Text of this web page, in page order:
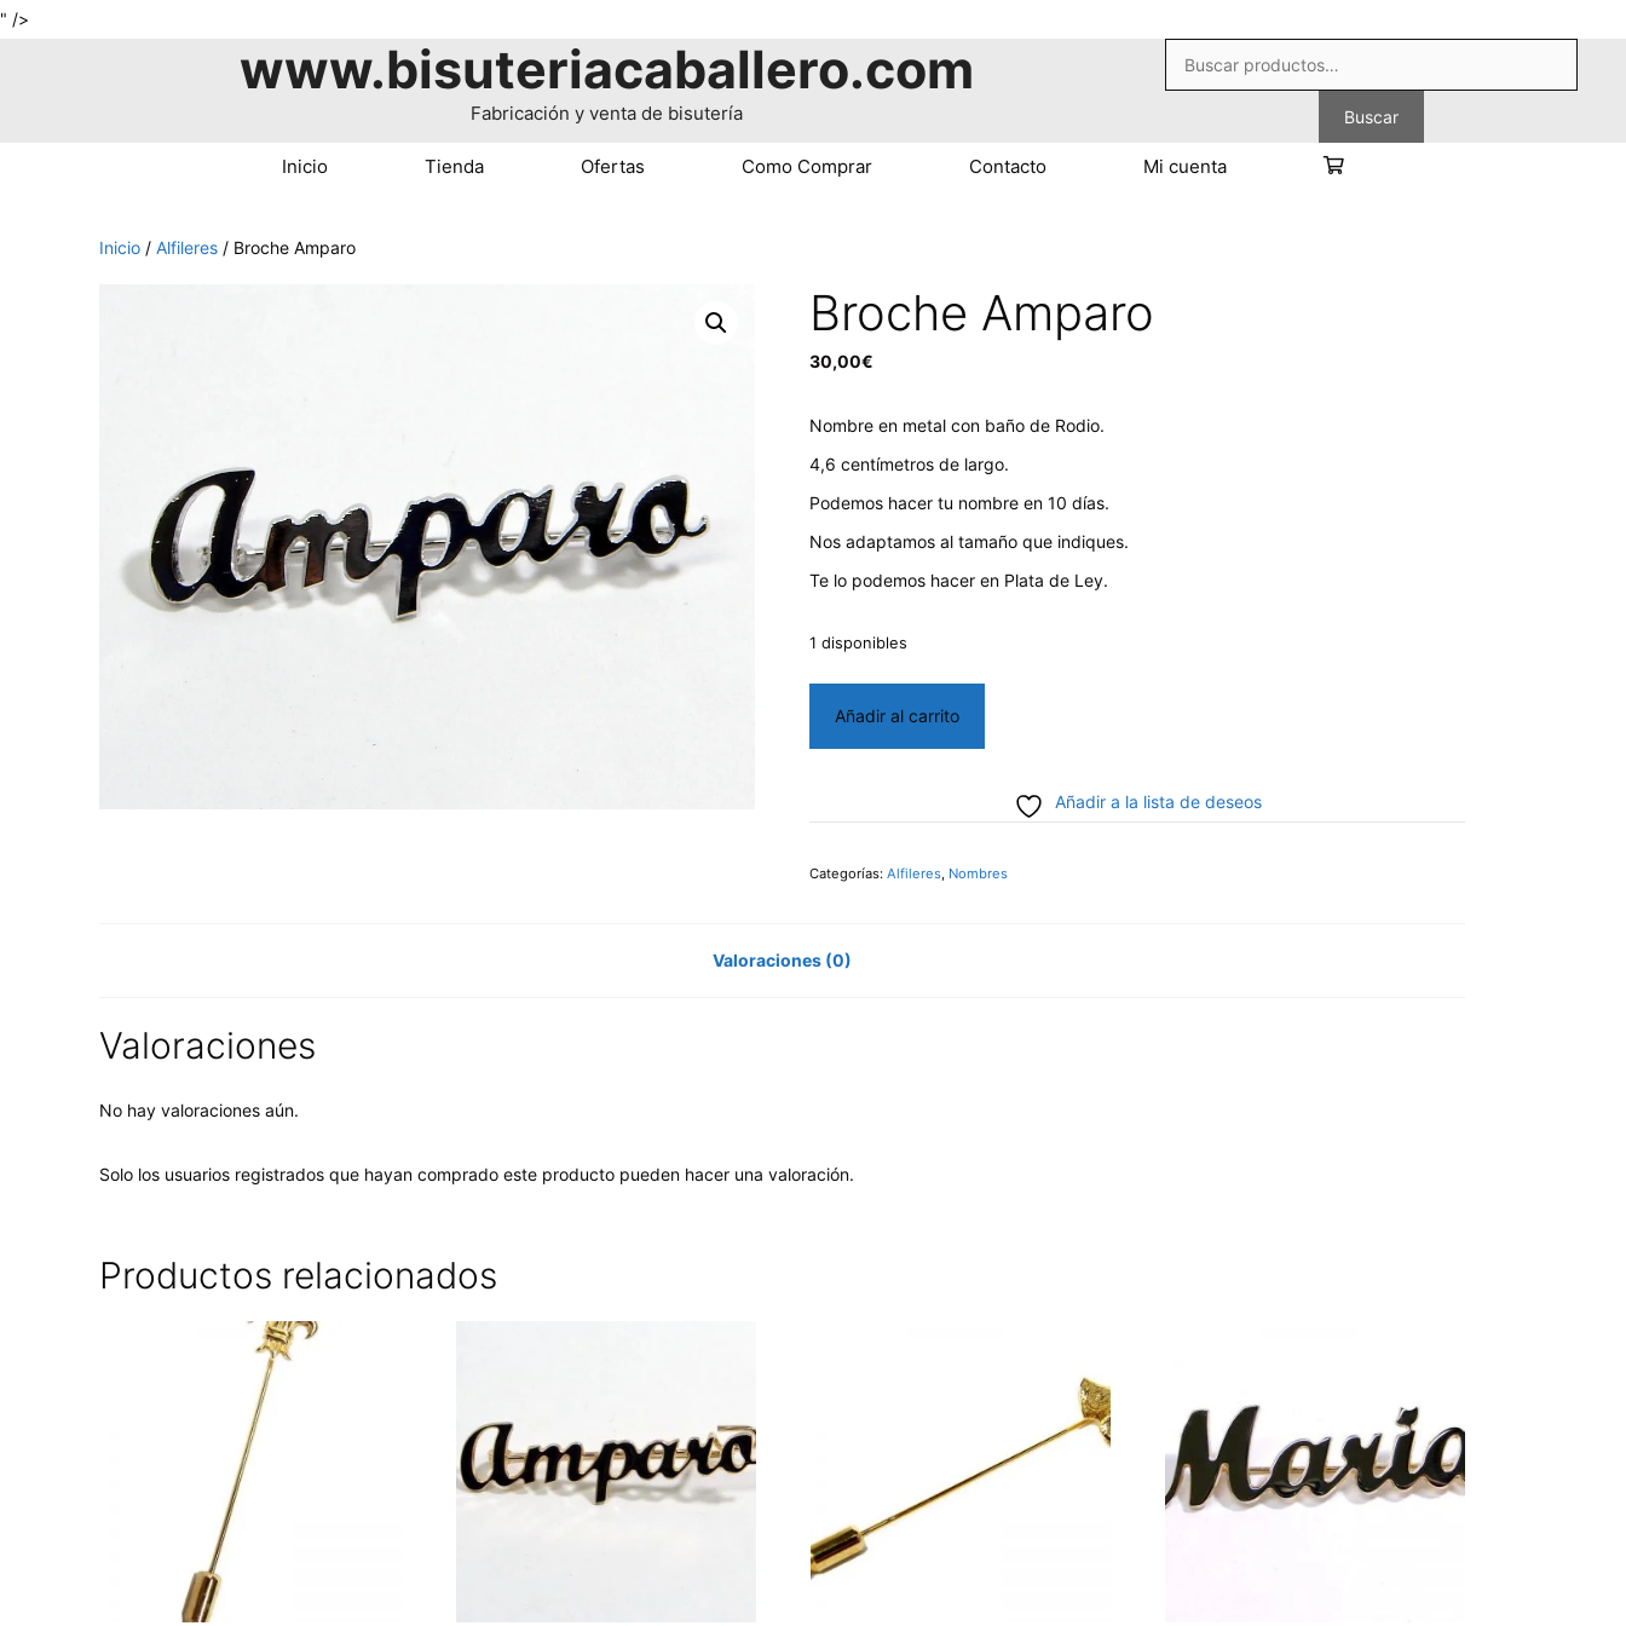
" />
Buscar
por:
Buscar
www.bisuteriacaballero.com
Fabricación y venta de bisutería
Inicio Tienda Ofertas Como Comprar Contacto Mi cuenta
Inicio / Alfileres / Broche Amparo
Broche Amparo
30,00€
Nombre en metal con baño de Rodio.
4,6 centímetros de largo.
Podemos hacer tu nombre en 10 días.
Nos adaptamos al tamaño que indiques.
Te lo podemos hacer en Plata de Ley.
1 disponibles
Añadir al carrito
Añadir a la lista de deseos
Categorías:Alfileres, Nombres
Valoraciones (0)
Valoraciones
No hay valoraciones aún.
Solo los usuarios registrados que hayan comprado este producto pueden hacer una valoración.
Productos relacionados